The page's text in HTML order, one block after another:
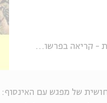
השבוע עם תמר ביטון
של מפגש עם האינסוף: